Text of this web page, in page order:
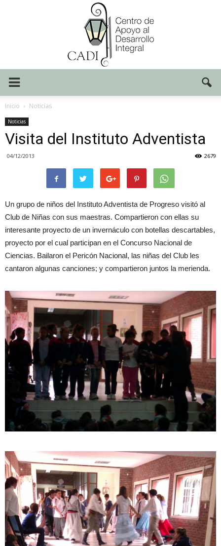
CADI
Inicio Noticias
Noticias
Visita del Instituto Adventista
04/12/2013 2679
Un grupo de niños del Instituto Adventista de Progreso visitó al
Club de Niñas con sus maestras. Compartieron con ellas su
interesante proyecto de un invernáculo con botellas descartables,
proyecto por el cual participan en el Concurso Nacional de
Ciencias. Bailaron el Pericón Nacional, las niñas del Club les
cantaron algunas canciones; y compartieron juntos la merienda.